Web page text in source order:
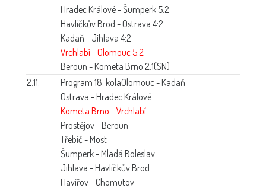
Hradec Králové - Šumperk 5:2
Havlíčkův Brod - Ostrava 4:2
Kadaň - Jihlava 4:2
Vrchlabí - Olomouc 5:2
Beroun - Kometa Brno 2:1(SN)
2.11.
Program 18. kolaOlomouc - Kadaň
Ostrava - Hradec Králové
Kometa Brno - Vrchlabí
Prostějov - Beroun
Třebíč - Most
Šumperk - Mladá Boleslav
Jihlava - Havlíčkův Brod
Havířov - Chomutov